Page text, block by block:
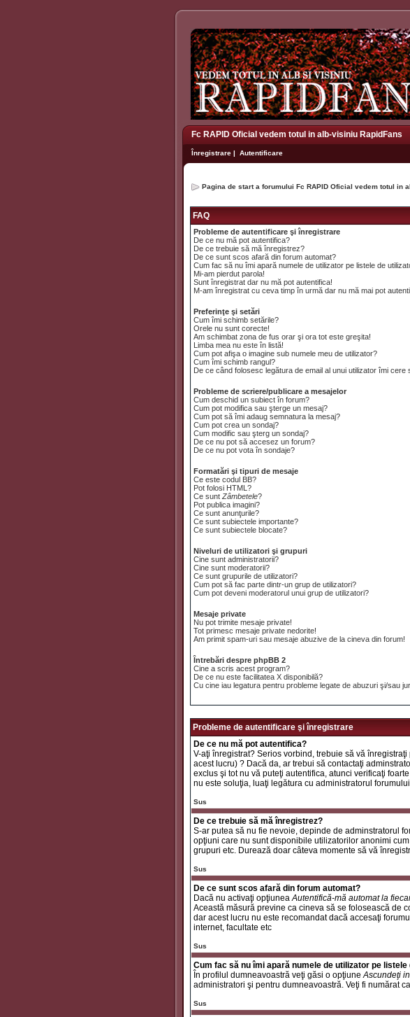
Fc RAPID Oficial vedem totul in alb-visiniu RapidFans
Înregistrare | Autentificare
Pagina de start a forumului Fc RAPID Oficial vedem totul in
FAQ
Probleme de autentificare şi înregistrare
De ce nu mă pot autentifica?
De ce trebuie să mă înregistrez?
De ce sunt scos afară din forum automat?
Cum fac să nu îmi apară numele de utilizator pe listele de
Mi-am pierdut parola!
Sunt înregistrat dar nu mă pot autentifica!
M-am înregistrat cu ceva timp în urmă dar nu mă mai pot
Preferinţe şi setări
Cum îmi schimb setările?
Orele nu sunt corecte!
Am schimbat zona de fus orar şi ora tot este greşita!
Limba mea nu este în listă!
Cum pot afişa o imagine sub numele meu de utilizator?
Cum îmi schimb rangul?
De ce când folosesc legătura de email al unui utilizator îmi cere
Probleme de scriere/publicare a mesajelor
Cum deschid un subiect în forum?
Cum pot modifica sau şterge un mesaj?
Cum pot să îmi adaug semnatura la mesaj?
Cum pot crea un sondaj?
Cum modific sau şterg un sondaj?
De ce nu pot să accesez un forum?
De ce nu pot vota în sondaje?
Formatări şi tipuri de mesaje
Ce este codul BB?
Pot folosi HTML?
Ce sunt Zâmbetele?
Pot publica imagini?
Ce sunt anunţurile?
Ce sunt subiectele importante?
Ce sunt subiectele blocate?
Niveluri de utilizatori şi grupuri
Cine sunt administratorii?
Cine sunt moderatorii?
Ce sunt grupurile de utilizatori?
Cum pot să fac parte dintr-un grup de utilizatori?
Cum pot deveni moderatorul unui grup de utilizatori?
Mesaje private
Nu pot trimite mesaje private!
Tot primesc mesaje private nedorite!
Am primit spam-uri sau mesaje abuzive de la cineva din forum!
Întrebări despre phpBB 2
Cine a scris acest program?
De ce nu este facilitatea X disponibilă?
Cu cine iau legatura pentru probleme legate de abuzuri şi/sau
Probleme de autentificare şi înregistrare
De ce nu mă pot autentifica?
V-aţi înregistrat? Serios vorbind, trebuie să vă
acest lucru) ? Dacă da, ar trebui să contactaţi
exclus şi tot nu vă puteţi autentifica, atunci verificaţi
nu este soluţia, luaţi legătura cu administratorul
Sus
De ce trebuie să mă înregistrez?
S-ar putea să nu fie nevoie, depinde de adminstratorul
opţiuni care nu sunt disponibile utilizatorilor anonimi
grupuri etc. Durează doar câteva momente să vă
Sus
De ce sunt scos afară din forum automat?
Dacă nu activaţi opţiuneaAutentifică-mă automat la
Această măsură previne ca cineva să se folosească de
dar acest lucru nu este recomandat dacă accesaţi
internet, facultate etc
Sus
Cum fac să nu îmi apară numele de utilizator pe
În profilul dumneavoastră veţi găsi o opţiuneAscundeţi
administratori şi pentru dumneavoastră. Veţi fi numărat
Sus